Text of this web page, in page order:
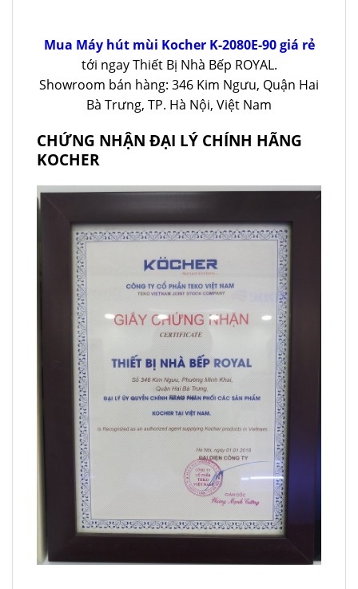
Mua Máy hút mùi Kocher K-2080E-90 giá rẻ
tới ngay Thiết Bị Nhà Bếp ROYAL.
Showroom bán hàng: 346 Kim Ngưu, Quận Hai
Bà Trưng, TP. Hà Nội, Việt Nam
CHỨNG NHẬN ĐẠI LÝ CHÍNH HÃNG
KOCHER